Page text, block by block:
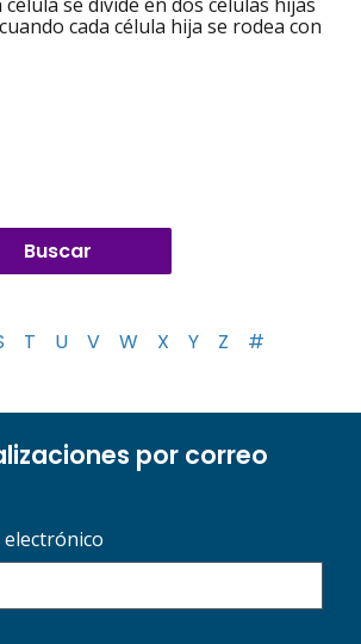
se divide en dos células hijas
cada célula hija se rodea con
T U V W X Y Z #
por correo